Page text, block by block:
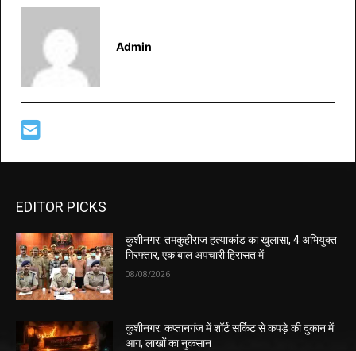
Admin
EDITOR PICKS
कुशीनगर: तमकुहीराज हत्याकांड का खुलासा, 4 अभियुक्त
गिरफ्तार, एक बाल अपचारी हिरासत में
08/08/2026
कुशीनगर: कप्तानगंज में शॉर्ट सर्किट से कपड़े की दुकान में
आग, लाखों का नुकसान